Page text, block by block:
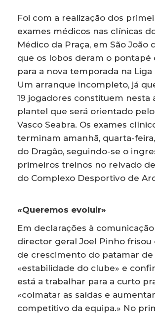
Foi com a realização dos
exames médicos nas clínicas
Médico da Praça, em São João
que os lobos deram o pontapé
para a nova temporada na
Um arranque incompleto, já
19 jogadores constituem nesta
plantel que será orientado
Vasco Seabra. Os exames
terminam amanhã, quarta-
do Dragão, seguindo-se o
primeiros treinos no relvado
do Complexo Desportivo de
«Queremos evoluir»
Em declarações à
director geral Joel Pinho frisou
de crescimento do patamar de
«estabilidade do clube» e
está a trabalhar para a curto
«colmatar as saídas e
competitivo da equipa.» No